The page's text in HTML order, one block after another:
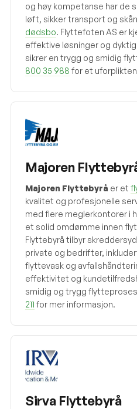
og høy kompetanse har de
løft, sikker transport og
dødsbo. Flyttefoten AS er
effektive løsninger og
sikrer en trygg og smidig
800 35 988 for et
Majoren
Majoren Flyttebyrå er et
kvalitet og profesjonelle
med flere meglerkontorer i
et solid omdømme innen
Flyttebyrå tilbyr
private og bedrifter,
flyttevask og
effektivitet og
smidig og trygg
211 for mer informasjon.
Sirva Flyttebyrå